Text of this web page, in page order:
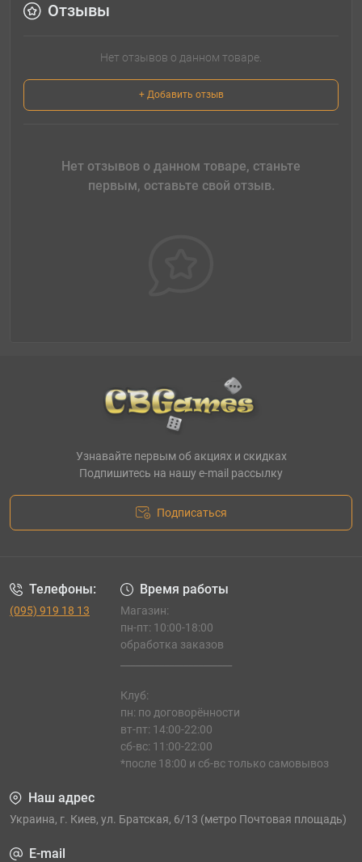
Отзывы
Нет отзывов о данном товаре.
+ Добавить отзыв
Нет отзывов о данном товаре, станьте
первым, оставьте свой отзыв.
Узнавайте первым об акциях и скидках
Подпишитесь на нашу e-mail рассылку
Подписаться
Телефоны:
(095) 919 18 13
Время работы
Магазин:
пн-пт: 10:00-18:00
обработка заказов
Клуб:
пн: по договорённости
вт-пт: 14:00-22:00
сб-вс: 11:00-22:00
*после 18:00 и сб-вс только самовывоз
Наш адрес
Украина, г. Киев, ул. Братская, 6/13 (метро Почтовая площадь)
E-mail